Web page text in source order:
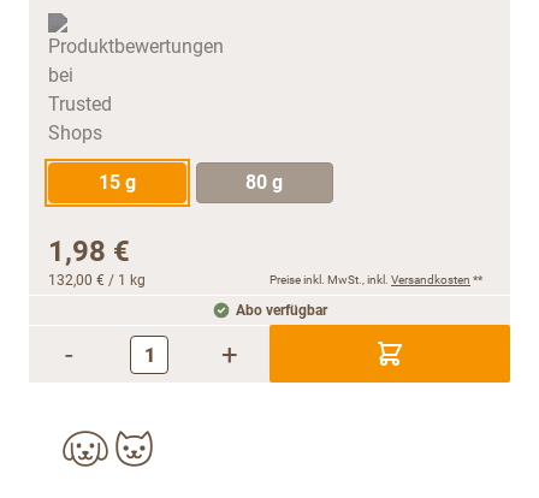
15 g 80 g
1,98 €
132,00 € / 1 kg Preise inkl. MwSt., inkl. Versandkosten **
Abo verfügbar
- +